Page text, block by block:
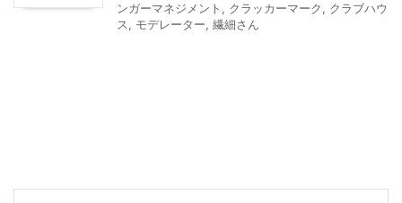
ンガーマネジメント , クラッカーマーク, クラブハウ
ス, モデレーター, 繊細さん